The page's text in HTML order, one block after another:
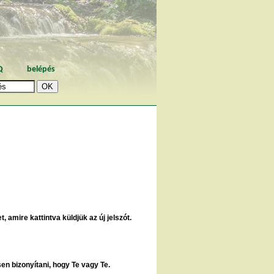
belépés
amire kattintva küldjük az új jelszót.
bizonyítani, hogy Te vagy Te.